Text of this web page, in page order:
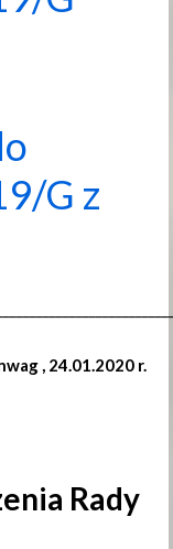
G z
, 24.01.2020 r.
Rady